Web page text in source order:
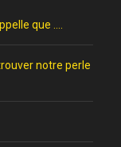
que ….
notre perle